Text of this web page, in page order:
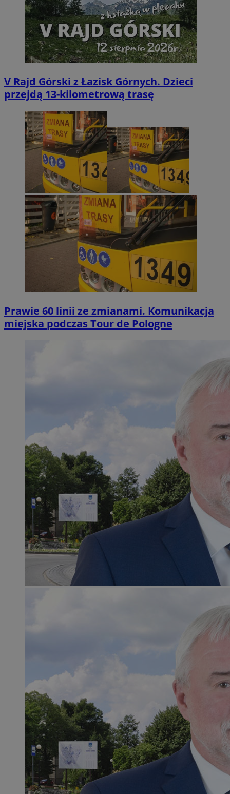
V Rajd Górski z Łazisk Górnych. Dzieci
przejdą 13-kilometrową trasę
Prawie 60 linii ze zmianami. Komunikacja
miejska podczas Tour de Pologne